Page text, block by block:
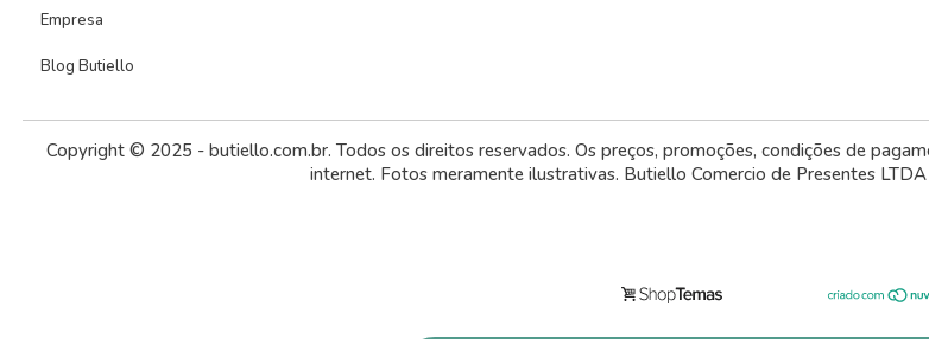
Empresa
Blog Butiello
Copyright © 2025 - butiello.com.br. Todos os direitos reservados. Os preços, promoções, condições de
internet. Fotos meramente ilustrativas. Butiello Comercio de Presentes